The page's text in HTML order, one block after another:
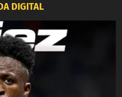
DIGITAL